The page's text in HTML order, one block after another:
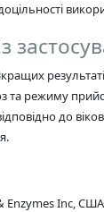
та режиму
до
Enzymes Inc, США